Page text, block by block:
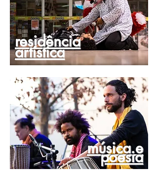
residência
artística
música e
poesia